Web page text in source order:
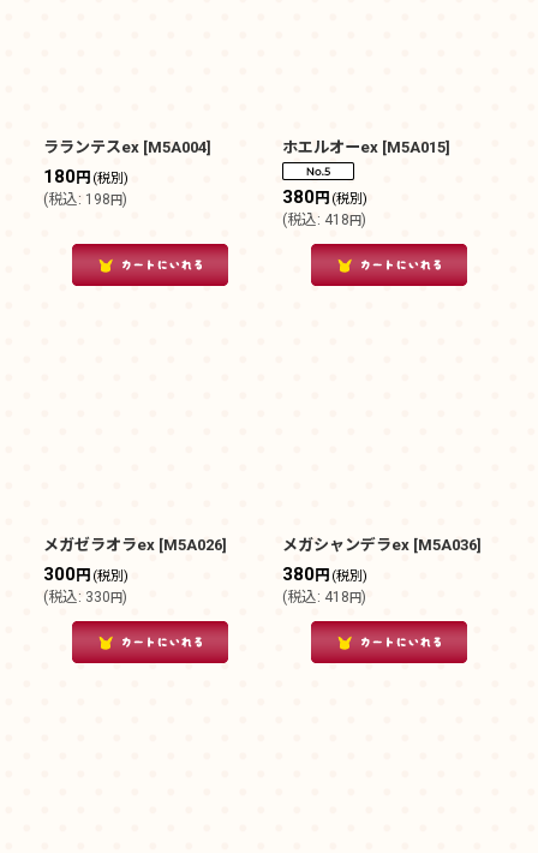
ラランテスex [M5A004]
180円 (税別)
(税込: 198円)
ホエルオーex [M5A015]
380円 (税別)
(税込: 418円)
メガゼラオラex [M5A026]
300円 (税別)
(税込: 330円)
メガシャンデラex [M5A036]
380円 (税別)
(税込: 418円)